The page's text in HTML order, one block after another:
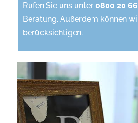
Rufen Sie uns unter 0800 20
Beratung. Außerdem können
berücksichtigen.